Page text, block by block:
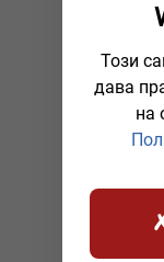
Този
дава
на